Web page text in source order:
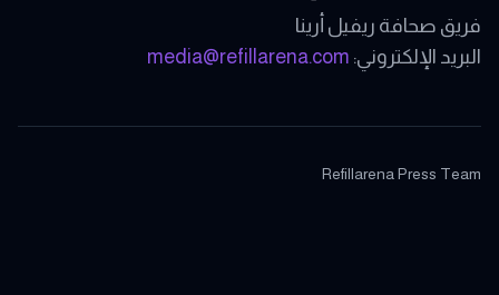
فريق صحافة ريفيل أرينا
البريد الإلكتروني: media@refillarena.com
Refillarena Press Team